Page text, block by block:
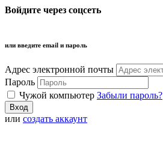
Войдите через соцсеть
или введите email и пароль
Адрес электронной почты
Пароль
Чужой компьютер Забыли пароль?
или создать аккаунт